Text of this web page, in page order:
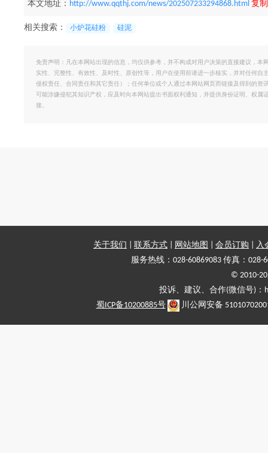
本文地址： http://www.qqthj.com/news/202507233294868.html 复
相关搜索： 小炉花硅粉 硅泥
免责声明：凡在本网站出现的信息，均仅供参考，并不构成对用户决策的直接建议，
实性、完整性、有效性、及时性、原创性等，用户在使用前请进一步核实，并对任何
侵权责任、合同责任和其它责任）；任何单位或个人通过本网站网页而链接及得到的
可能涉嫌侵犯其知识产权，应及时向本网站提出书面权利通知，并提供身份证明、权
接。
关于我们 联系方式 网站地图 会员订购
入
服务热线：028-60869083 传真：028-
© 2010-
投诉、建议、合作(微信号)
蜀ICP备10200885号
川公网安备